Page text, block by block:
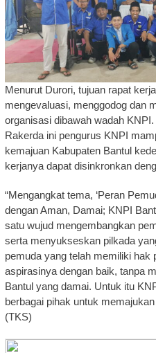
Menurut Durori, tujuan rapat
mengevaluasi, menggodog dan
organisasi dibawah wadah
Rakerda ini pengurus KNPI
kemajuan Kabupaten Bantul
kerjanya dapat disinkronkan
“Mengangkat tema, ‘Peran
dengan Aman, Damai; KNPI
satu wujud mengembangkan
serta menyukseskan pilkada
pemuda yang telah memiliki hak
aspirasinya dengan baik, tanpa
Bantul yang damai. Untuk itu
berbagai pihak untuk
(TKS)